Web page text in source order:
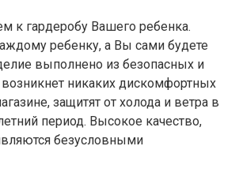
к гардеробу Вашего ребенка.
ребенку, а Вы сами будете
выполнено из безопасных и
никаких дискомфортных
защитят от холода и ветра в
период. Высокое качество,
безусловными